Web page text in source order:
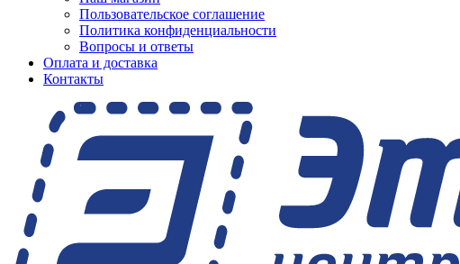
Пользовательское соглашение
Политика конфиденциальности
Вопросы и ответы
Оплата и доставка
Контакты